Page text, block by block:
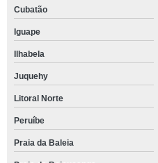
Cubatão
Iguape
Ilhabela
Juquehy
Litoral Norte
Peruíbe
Praia da Baleia